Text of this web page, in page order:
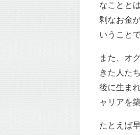
なことと
剰なお金
いうことで
また、オ
きた人た
後に生ま
ャリアを
たとえば